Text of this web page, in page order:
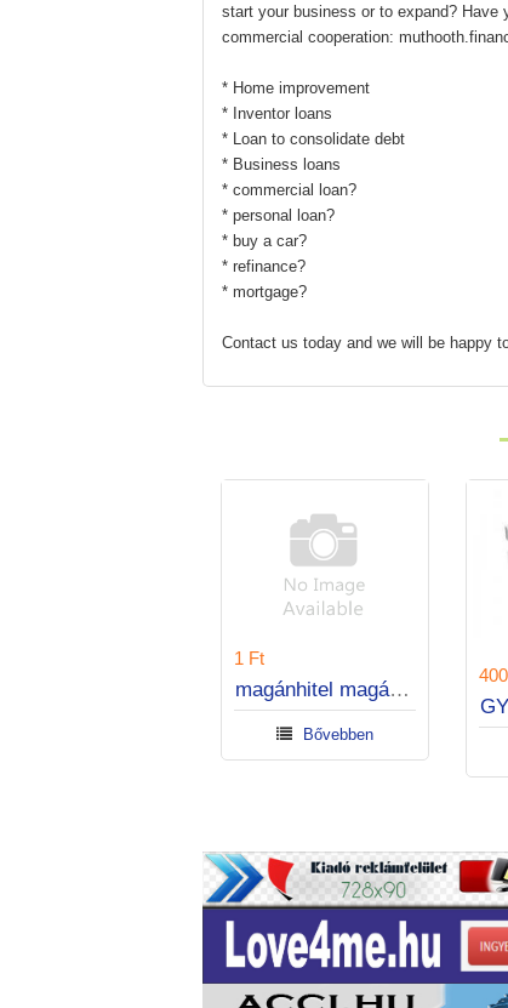
start your business or to expand? Have
commercial cooperation:
* Home improvement
* Inventor loans
* Loan to consolidate debt
* Business loans
* commercial loan?
* personal loan?
* buy a car?
* refinance?
* mortgage?
Contact us today and we will be happy
MAGÁNHITELT KERES?